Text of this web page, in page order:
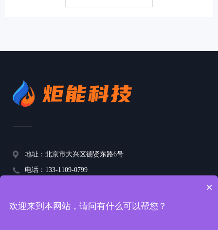
地址：北京市大兴区德贤东路6号
电话：133-1109-0799
×
欢迎来到本网站，请问有什么可以帮您？